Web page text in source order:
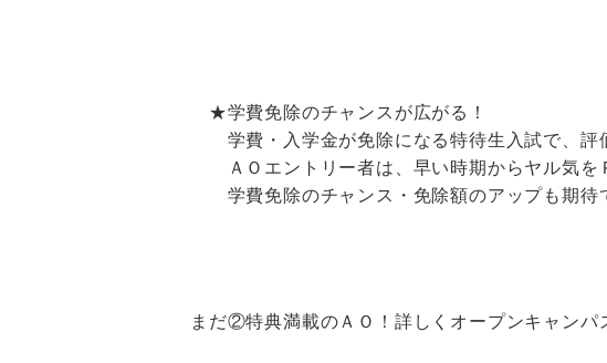
★学費免除のチャンスが広がる！
学費・入学金が免除になる特待生入試で、評
ＡＯエントリー者は、早い時期からヤル気を
学費免除のチャンス・免除額のアップも期待
まだ②特典満載のＡＯ！詳しくオープンキャンパ